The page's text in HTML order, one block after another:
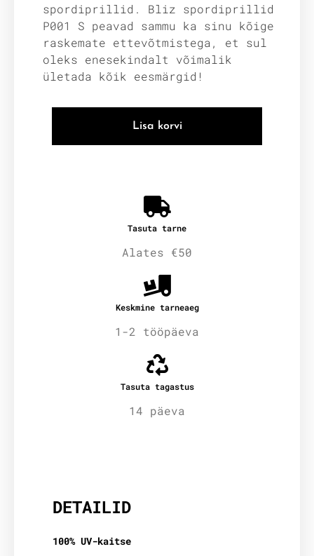
spordiprillid. Bliz spordiprillid
P001 S peavad sammu ka sinu kõige
raskemate ettevõtmistega, et sul
oleks enesekindalt võimalik
ületada kõik eesmärgid!
Lisa korvi
Tasuta tarne
Alates €50
Keskmine tarneaeg
1-2 tööpäeva
Tasuta tagastus
14 päeva
DETAILID
100% UV-kaitse